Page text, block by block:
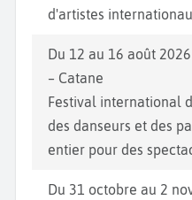
d'artistes
Du 12 au 16 août
– Catane
Festival international
des danseurs et des
entier pour des
Du 31 octobre au 2